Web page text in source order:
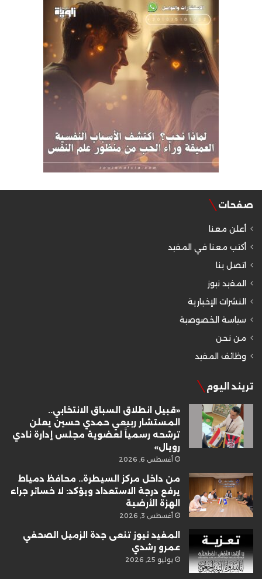
صفحات
أعلن معنا
أكتب معنا في المفيد
اتصل بنا
المفيد نيوز
النشرات الإخبارية
سياسة الخصوصية
من نحن
وظائف المفيد
تريند اليوم
«قبيل انطلاق السباق الانتخابي..
المستشار ربيعي حمدي حسين يعلن
ترشحه رسمياً لعضوية مجلس إدارة نادي
رويال»
أغسطس 6, 2026
من داخل مركز السيطرة.. محافظ دمياط
يرفع درجة الاستعداد ويؤكد: لا خسائر جراء
الهزة الأرضية
أغسطس 3, 2026
المفيد نيوز تنعى جدة الزميل الصحفي
عمرو رشدي
يوليو 25, 2026